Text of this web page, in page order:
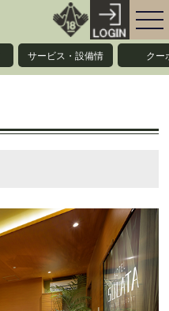
サービス・設備情
報
クー